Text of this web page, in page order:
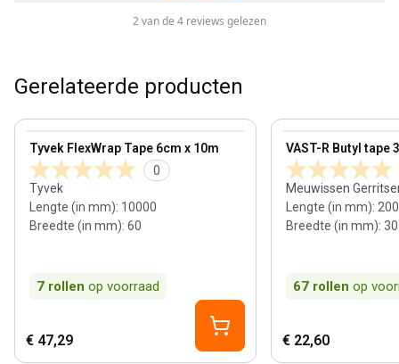
2 van de 4 reviews gelezen
Gerelateerde producten
Tyvek FlexWrap Tape 6cm x 10m
0
Tyvek
Lengte (in mm): 10000
Breedte (in mm): 60
7 rollen op voorraad
View product
€ 47,29
VAST-R Butyl tape
Meuwissen
Lengte (in mm):
Breedte (in mm): 30
67 rollen op
View product
€ 22,60